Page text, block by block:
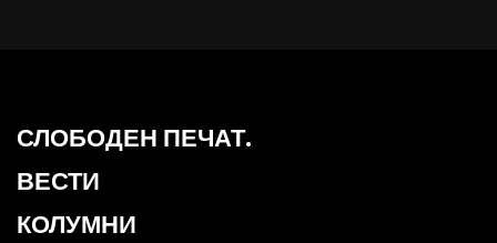
СЛОБОДЕН ПЕЧАТ.
ВЕСТИ
КОЛУМНИ